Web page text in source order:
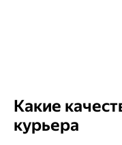
Какие
курьера